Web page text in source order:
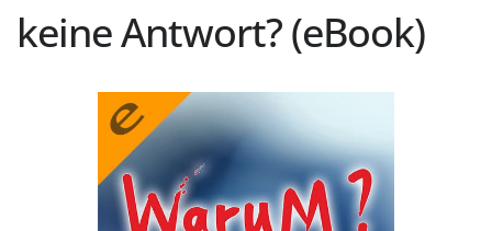
keine Antwort? (eBook)